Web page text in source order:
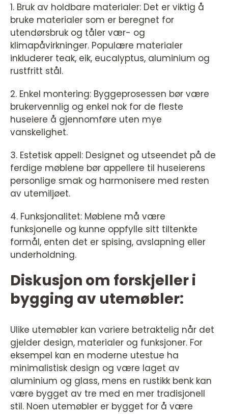
1. Bruk av holdbare materialer: Det er viktig å
bruke materialer som er beregnet for
utendørsbruk og tåler vær- og
klimapåvirkninger. Populære materialer
inkluderer teak, eik, eucalyptus, aluminium og
rustfritt stål.
2. Enkel montering: Byggeprosessen bør være
brukervennlig og enkel nok for de fleste
huseiere å gjennomføre uten mye
vanskelighet.
3. Estetisk appell: Designet og utseendet på de
ferdige møblene bør appellere til huseierens
personlige smak og harmonisere med resten
av utemiljøet.
4. Funksjonalitet: Møblene må være
funksjonelle og kunne oppfylle sitt tiltenkte
formål, enten det er spising, avslapning eller
underholdning.
Diskusjon om forskjeller i
bygging av utemøbler:
Ulike utemøbler kan variere betraktelig når det
gjelder design, materialer og funksjoner. For
eksempel kan en moderne utestue ha
minimalistisk design og være laget av
aluminium og glass, mens en rustikk benk kan
være bygget av tre med en mer tradisjonell
stil. Noen utemøbler er bygget for å være